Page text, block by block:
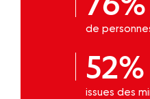
de
52%
issues des